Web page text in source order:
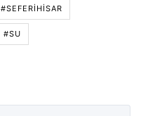
#SEFERIHISAR
#SU